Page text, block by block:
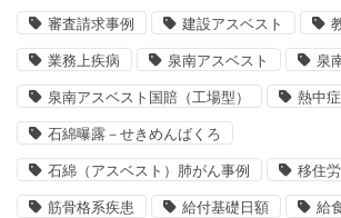
審査請求事例 建設アスベスト
業務上疾病 泉南アスベスト 泉
泉南アスベスト国賠（工場型） 熱中症
石綿曝露－せきめんばくろ
石綿（アスベスト）肺がん事例 移住
筋骨格系疾患 給付基礎日額 給